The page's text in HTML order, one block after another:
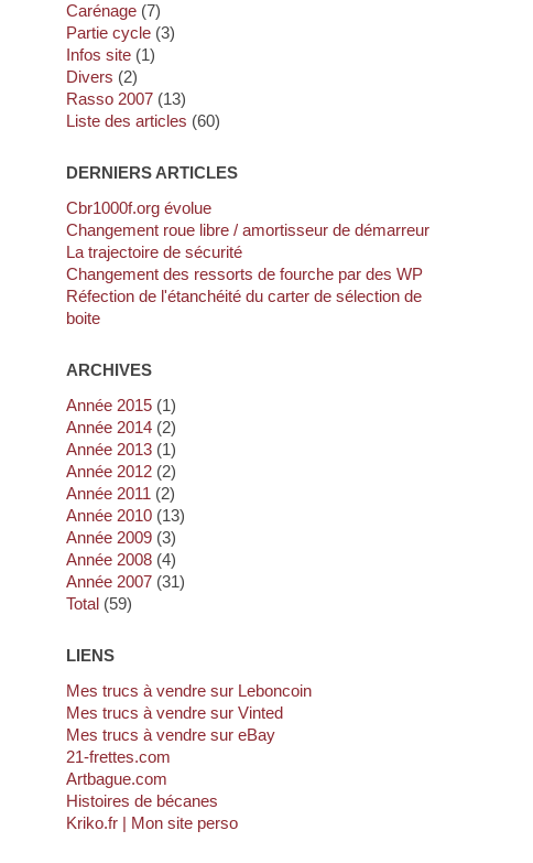
Carénage (7)
Partie cycle (3)
Infos site (1)
Divers (2)
Rasso 2007 (13)
Liste des articles (60)
DERNIERS ARTICLES
cbr1000f.org évolue
Changement roue libre / amortisseur de démarreur
La trajectoire de sécurité
Changement des ressorts de fourche par des WP
Réfection de l'étanchéité du carter de sélection de
boite
ARCHIVES
année 2015 (1)
année 2014 (2)
année 2013 (1)
année 2012 (2)
année 2011 (2)
année 2010 (13)
année 2009 (3)
année 2008 (4)
année 2007 (31)
total (59)
LIENS
Mes trucs à vendre sur Leboncoin
Mes trucs à vendre sur Vinted
Mes trucs à vendre sur eBay
21-frettes.com
artbague.com
Histoires de bécanes
kriko.fr | Mon site perso